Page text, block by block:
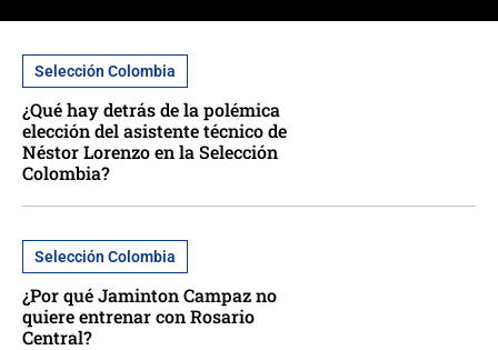
Selección Colombia
¿Qué hay detrás de la polémica
elección del asistente técnico de
Néstor Lorenzo en la Selección
Colombia?
Selección Colombia
¿Por qué Jaminton Campaz no
quiere entrenar con Rosario
Central?